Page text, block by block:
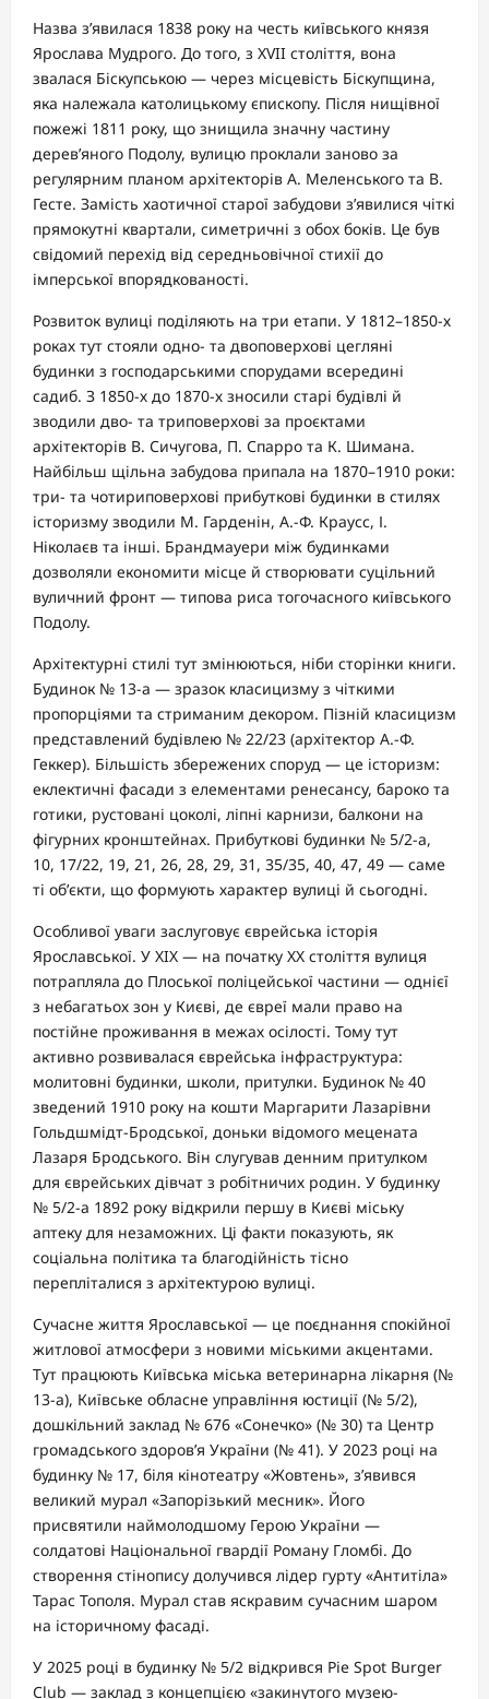
Назва з’явилася 1838 року на честь київського князя
Ярослава Мудрого. До того, з XVII століття, вона
звалася Біскупською — через місцевість Біскупщина,
яка належала католицькому єпископу. Після нищівної
пожежі 1811 року, що знищила значну частину
дерев’яного Подолу, вулицю проклали заново за
регулярним планом архітекторів А. Меленського та В.
Гесте. Замість хаотичної старої забудови з’явилися чіткі
прямокутні квартали, симетричні з обох боків. Це був
свідомий перехід від середньовічної стихії до
імперської впорядкованості.
Розвиток вулиці поділяють на три етапи. У 1812–1850-х
роках тут стояли одно- та двоповерхові цегляні
будинки з господарськими спорудами всередині
садиб. З 1850-х до 1870-х зносили старі будівлі й
зводили дво- та триповерхові за проєктами
архітекторів В. Сичугова, П. Спарро та К. Шимана.
Найбільш щільна забудова припала на 1870–1910 роки:
три- та чотириповерхові прибуткові будинки в стилях
історизму зводили М. Гарденін, А.-Ф. Краусс, І.
Ніколаєв та інші. Брандмауери між будинками
дозволяли економити місце й створювати суцільний
вуличний фронт — типова риса тогочасного київського
Подолу.
Архітектурні стилі тут змінюються, ніби сторінки книги.
Будинок № 13-а — зразок класицизму з чіткими
пропорціями та стриманим декором. Пізній класицизм
представлений будівлею № 22/23 (архітектор А.-Ф.
Геккер). Більшість збережених споруд — це історизм:
еклектичні фасади з елементами ренесансу, бароко та
готики, рустовані цоколі, ліпні карнизи, балкони на
фігурних кронштейнах. Прибуткові будинки № 5/2-а,
10, 17/22, 19, 21, 26, 28, 29, 31, 35/35, 40, 47, 49 — саме
ті об’єкти, що формують характер вулиці й сьогодні.
Особливої уваги заслуговує єврейська історія
Ярославської. У XIX — на початку XX століття вулиця
потрапляла до Плоської поліцейської частини — однієї
з небагатьох зон у Києві, де євреї мали право на
постійне проживання в межах осілості. Тому тут
активно розвивалася єврейська інфраструктура:
молитовні будинки, школи, притулки. Будинок № 40
зведений 1910 року на кошти Маргарити Лазарівни
Гольдшмідт-Бродської, доньки відомого мецената
Лазаря Бродського. Він слугував денним притулком
для єврейських дівчат з робітничих родин. У будинку
№ 5/2-а 1892 року відкрили першу в Києві міську
аптеку для незаможних. Ці факти показують, як
соціальна політика та благодійність тісно
перепліталися з архітектурою вулиці.
Сучасне життя Ярославської — це поєднання спокійної
житлової атмосфери з новими міськими акцентами.
Тут працюють Київська міська ветеринарна лікарня (№
13-а), Київське обласне управління юстиції (№ 5/2),
дошкільний заклад № 676 «Сонечко» (№ 30) та Центр
громадського здоров’я України (№ 41). У 2023 році на
будинку № 17, біля кінотеатру «Жовтень», з’явився
великий мурал «Запорізький месник». Його
присвятили наймолодшому Герою України —
солдатові Національної гвардії Роману Гломбі. До
створення стінопису долучився лідер гурту «Антитіла»
Тарас Тополя. Мурал став яскравим сучасним шаром
на історичному фасаді.
У 2025 році в будинку № 5/2 відкрився Pie Spot Burger
Club — заклад з концепцією «закинутого музею-